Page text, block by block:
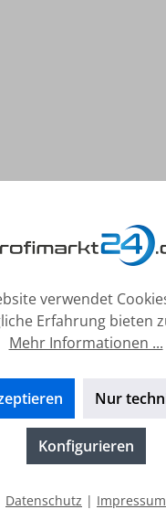
14
verwendet
Erfahrung bieten
Mehr Informationen ...
Nur
Konfigurieren
Datenschutz | Impressum